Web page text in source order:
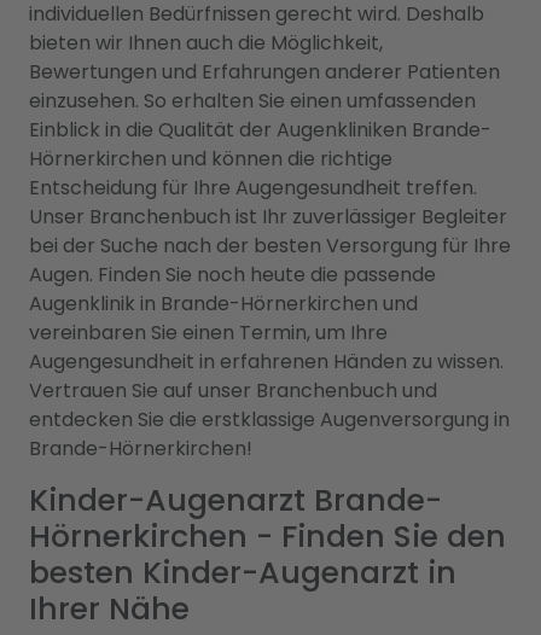
individuellen Bedürfnissen gerecht wird. Deshalb
bieten wir Ihnen auch die Möglichkeit,
Bewertungen und Erfahrungen anderer Patienten
einzusehen. So erhalten Sie einen umfassenden
Einblick in die Qualität der Augenkliniken Brande-
Hörnerkirchen und können die richtige
Entscheidung für Ihre Augengesundheit treffen.
Unser Branchenbuch ist Ihr zuverlässiger Begleiter
bei der Suche nach der besten Versorgung für Ihre
Augen. Finden Sie noch heute die passende
Augenklinik in Brande-Hörnerkirchen und
vereinbaren Sie einen Termin, um Ihre
Augengesundheit in erfahrenen Händen zu wissen.
Vertrauen Sie auf unser Branchenbuch und
entdecken Sie die erstklassige Augenversorgung in
Brande-Hörnerkirchen!
Kinder-Augenarzt Brande-
Hörnerkirchen - Finden Sie den
besten Kinder-Augenarzt in
Ihrer Nähe